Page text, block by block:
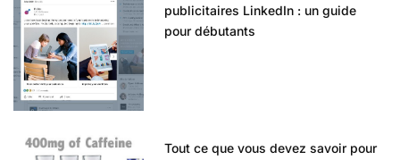
publicitaires LinkedIn : un guide
pour débutants
Tout ce que vous devez savoir pour